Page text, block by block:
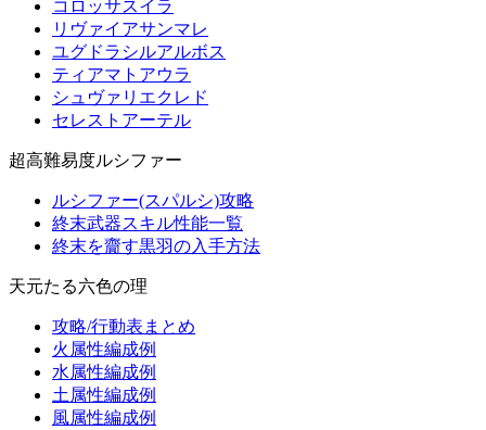
コロッサスイラ
リヴァイアサンマレ
ユグドラシルアルボス
ティアマトアウラ
シュヴァリエクレド
セレストアーテル
超高難易度ルシファー
ルシファー(スパルシ)攻略
終末武器スキル性能一覧
終末を齎す黒羽の入手方法
天元たる六色の理
攻略/行動表まとめ
火属性編成例
水属性編成例
土属性編成例
風属性編成例